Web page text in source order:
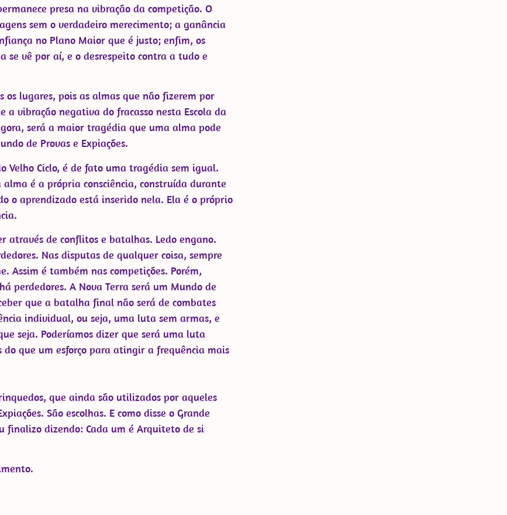
presa na vibração da competição. O
sem o verdadeiro merecimento; a ganância
no Plano Maior que é justo; enfim, os
se vê por aí, e o desrespeito contra a tudo e
os lugares, pois as almas que não fizerem por
vibração negativa do fracasso nesta Escola da
será a maior tragédia que uma alma pode
de Provas e Expiações.
Velho Ciclo, é de fato uma tragédia sem igual.
é a própria consciência, construída durante
o aprendizado está inserido nela. Ela é o próprio
através de conflitos e batalhas. Ledo engano.
Nas disputas de qualquer coisa, sempre
Assim é também nas competições. Porém,
perdedores. A Nova Terra será um Mundo de
que a batalha final não será de combates
individual, ou seja, uma luta sem armas, e
seja. Poderíamos dizer que será uma luta
que um esforço para atingir a frequência mais
que ainda são utilizados por aqueles
São escolhas. E como disse o Grande
finalizo dizendo: Cada um é Arquiteto de si